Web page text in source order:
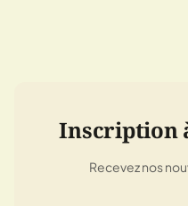
Inscription
Recevez nos